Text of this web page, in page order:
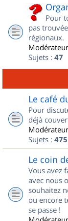
Pour
pas
régionaux.
Sujets : 47
Le café
Pour
déjà
Sujets : 475
Le coin
Vous avez
avec nous
souhaitez
ou encore
se passe !